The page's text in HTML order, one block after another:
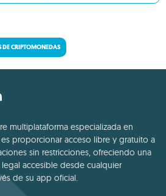
DE CRIPTOMONEDAS
multiplataforma especializada en
proporcionar acceso libre y gratuito a
sin restricciones, ofreciendo una
accesible desde cualquier
de su app oficial.